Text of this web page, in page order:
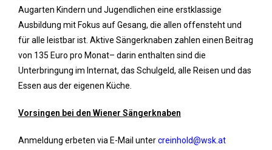
Augarten Kindern und Jugendlichen eine erstklassige
Ausbildung mit Fokus auf Gesang, die allen offensteht und
für alle leistbar ist. Aktive Sängerknaben zahlen einen Beitrag
von 135 Euro pro Monat– darin enthalten sind die
Unterbringung im Internat, das Schulgeld, alle Reisen und das
Essen aus der eigenen Küche.
Vorsingen bei den Wiener Sängerknaben
Anmeldung erbeten via E-Mail untercreinhold@wsk.at